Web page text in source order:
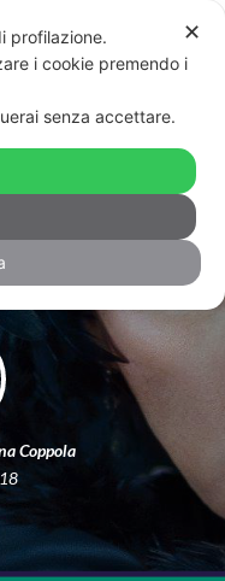
favolosa”:
la Karl
Coppola
✕
profilazione.
i cookie premendo i
senza accettare.